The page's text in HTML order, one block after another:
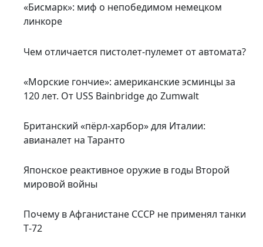
«Бисмарк»: миф о непобедимом немецком
линкоре
Чем отличается пистолет-пулемет от автомата?
«Морские гончие»: американские эсминцы за
120 лет. От USS Bainbridge до Zumwalt
Британский «пёрл-харбор» для Италии:
авианалет на Таранто
Японское реактивное оружие в годы Второй
мировой войны
Почему в Афганистане СССР не применял танки
Т‑72